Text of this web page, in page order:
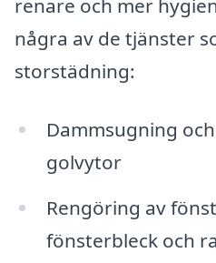
renare och mer
några av de tjänster
storstädning:
Dammsugning
golvytor
Rengöring av
fönsterbleck och